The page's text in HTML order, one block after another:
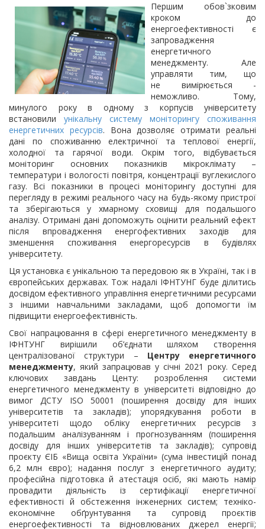
Першим обов`зковим
кроком до
енергоефективності є
запровадження
енергетичного
менеджменту. Але
управляти тим, що
не вимірюється -
неможливо. Тому,
минулого року в одному з корпусів університету
встановили унікальну систему моніторингу споживання
енергетичних ресурсів. Вона дозволяє отримати реальні
дані по споживанню електричної та теплової енергії,
холодної та гарячої води. Окрім того, відбувається
моніторинг основних показників мікроклімату –
температури і вологості повітря, концентрації вуглекислого
газу. Всі показники в процесі моніторингу доступні для
перегляду в режимі реального часу на будь-якому пристрої
та зберігаються у хмарному сховищі для подальшого
аналізу. Отримані дані допоможуть оцінити реальний ефект
після впровадження енергофективних заходів для
зменшення споживання енергоресурсів в будівлях
університету.
Ця установка є унікальною та передовою як в Україні, так і в
європейських державах. Тож надалі ІФНТУНГ буде ділитись
досвідом ефективного управління енергетичними ресурсами
з іншими навчальними закладами, щоб допомогти їм
підвищити енергоефективність.
Свої напрацювання в сфері енергетичного менеджменту в
ІФНТУНГ вирішили об’єднати шляхом створення
централізованої структури – Центру енергетичного
менеджменту, який запрацював у січні 2021 року. Серед
ключових завдань Центу: розроблення системи
енергетичного менеджменту в університеті відповідно до
вимог ДСТУ ISO 50001 (поширення досвіду для інших
університетів та закладів); упорядкування роботи в
університеті щодо обліку енергетичних ресурсів з
подальшим аналізуванням і прогнозуванням (поширення
досвіду для інших університетів та закладів); супровід
проєкту ЄІБ «Вища освіта України» (сума інвестицій понад
6,2 млн євро); надання послуг з енергетичного аудиту;
професійна підготовка й атестація осіб, які мають намір
провадити діяльність із сертифікації енергетичної
ефективності й обстеження інженерних систем; техніко-
економічне обґрунтування та супровід проєктів
енергоефективності та відновлюваних джерел енергії;